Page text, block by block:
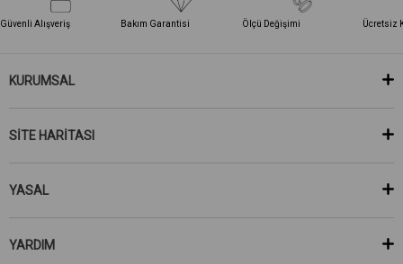
Güvenli Alışveriş Bakım Garantisi Ölçü Değişimi Ücretsiz
KURUMSAL
SİTE HARİTASI
YASAL
YARDIM